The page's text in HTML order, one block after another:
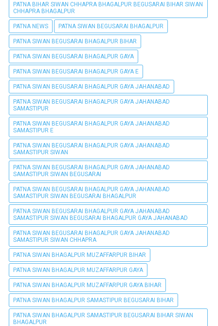
PATNA BIHAR SIWAN CHHAPRA BHAGALPUR BEGUSARAI BIHAR SIWAN
CHHAPRA BHAGALPUR
PATNA NEWS PATNA SIWAN BEGUSARAI BHAGALPUR
PATNA SIWAN BEGUSARAI BHAGALPUR BIHAR
PATNA SIWAN BEGUSARAI BHAGALPUR GAYA
PATNA SIWAN BEGUSARAI BHAGALPUR GAYA E
PATNA SIWAN BEGUSARAI BHAGALPUR GAYA JAHANABAD
PATNA SIWAN BEGUSARAI BHAGALPUR GAYA JAHANABAD
SAMASTIPUR
PATNA SIWAN BEGUSARAI BHAGALPUR GAYA JAHANABAD
SAMASTIPUR E
PATNA SIWAN BEGUSARAI BHAGALPUR GAYA JAHANABAD
SAMASTIPUR SIWAN
PATNA SIWAN BEGUSARAI BHAGALPUR GAYA JAHANABAD
SAMASTIPUR SIWAN BEGUSARAI
PATNA SIWAN BEGUSARAI BHAGALPUR GAYA JAHANABAD
SAMASTIPUR SIWAN BEGUSARAI BHAGALPUR
PATNA SIWAN BEGUSARAI BHAGALPUR GAYA JAHANABAD
SAMASTIPUR SIWAN BEGUSARAI BHAGALPUR GAYA JAHANABAD
PATNA SIWAN BEGUSARAI BHAGALPUR GAYA JAHANABAD
SAMASTIPUR SIWAN CHHAPRA
PATNA SIWAN BHAGALPUR MUZAFFARPUR BIHAR
PATNA SIWAN BHAGALPUR MUZAFFARPUR GAYA
PATNA SIWAN BHAGALPUR MUZAFFARPUR GAYA BIHAR
PATNA SIWAN BHAGALPUR SAMASTIPUR BEGUSARAI BIHAR
PATNA SIWAN BHAGALPUR SAMASTIPUR BEGUSARAI BIHAR SIWAN
BHAGALPUR